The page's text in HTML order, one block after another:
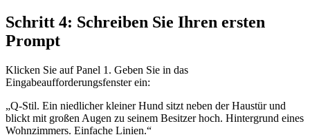
Schritt 4: Schreiben Sie Ihren ersten
Prompt
Klicken Sie auf Panel 1. Geben Sie in das
Eingabeaufforderungsfenster ein:
„Q-Stil. Ein niedlicher kleiner Hund sitzt neben der Haustür und
blickt mit großen Augen zu seinem Besitzer hoch. Hintergrund eines
Wohnzimmers. Einfache Linien.“